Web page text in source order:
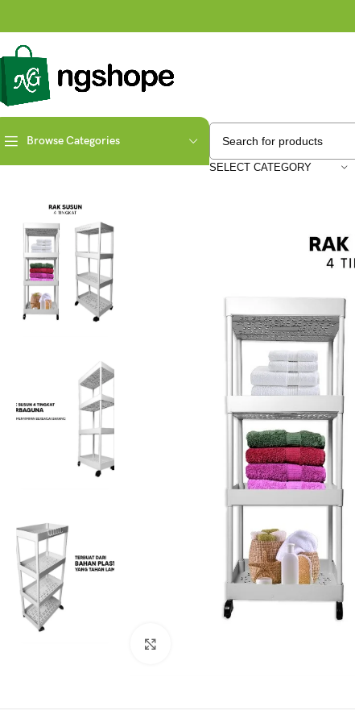
Browse Categories
SELECT CATEGORY
Rak Susun Serbaguna 4 Tingkat Dengan Roda